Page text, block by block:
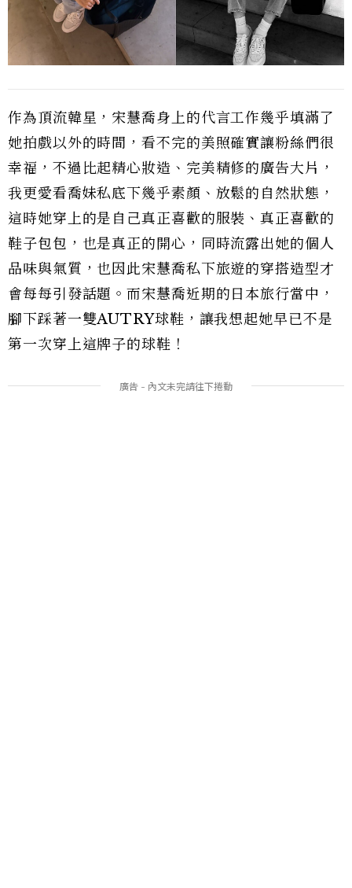
作為頂流韓星，宋慧喬身上的代言工作幾乎填滿了
她拍戲以外的時間，看不完的美照確實讓粉絲們很
幸福，不過比起精心妝造、完美精修的廣告大片，
我更愛看喬妹私底下幾乎素顏、放鬆的自然狀態，
這時她穿上的是自己真正喜歡的服裝、真正喜歡的
鞋子包包，也是真正的開心，同時流露出她的個人
品味與氣質，也因此宋慧喬私下旅遊的穿搭造型才
會每每引發話題。而宋慧喬近期的日本旅行當中，
腳下踩著一雙AUTRY球鞋，讓我想起她早已不是
第一次穿上這牌子的球鞋！